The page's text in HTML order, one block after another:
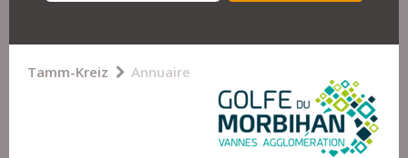
Tamm-Kreiz Annuaire